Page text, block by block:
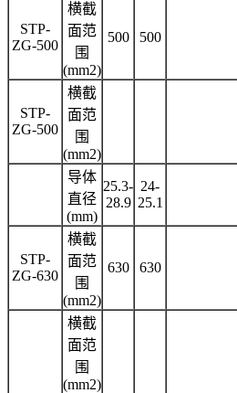
STP-
ZG-500
横截
面范
围
(mm2)
500 500
STP-
ZG-500
横截
面范
围
(mm2)
导体
直径
(mm)
25.3-
28.9
24-
25.1
STP-
ZG-630
横截
面范
围
(mm2)
630 630
横截
面范
围
(mm2)